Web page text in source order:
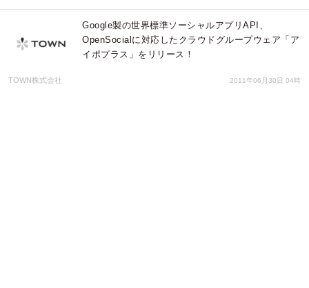
Google製の世界標準ソーシャルアプリAPI、
OpenSocialに対応したクラウドグループウェア「ア
イポプラス」をリリース！
TOWN株式会社 2011年06月30日 04時